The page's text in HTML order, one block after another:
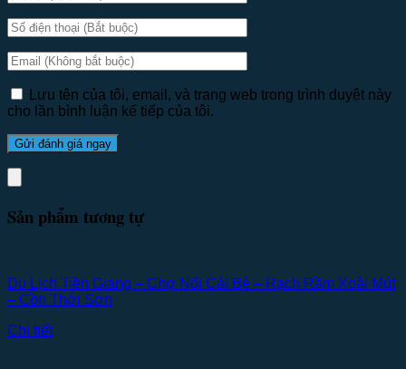
Lưu tên của tôi, email, và trang web trong trình duyệt này
cho lần bình luận kế tiếp của tôi.
Sản phẩm tương tự
Du Lịch Tiền Giang – Chợ Nổi Cái Bè – Rạch Rầm Xoài Mút
– Cồn Thới Sơn
Chi tiết